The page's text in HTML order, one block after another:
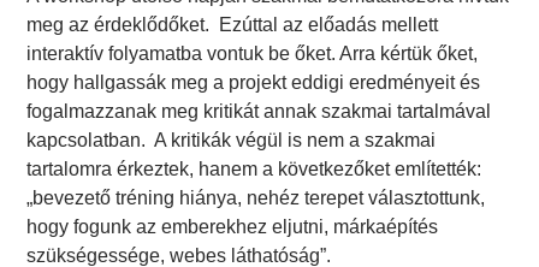
meg az érdeklődőket. Ezúttal az előadás mellett
interaktív folyamatba vontuk be őket. Arra kértük őket,
hogy hallgassák meg a projekt eddigi eredményeit és
fogalmazzanak meg kritikát annak szakmai tartalmával
kapcsolatban. A kritikák végül is nem a szakmai
tartalomra érkeztek, hanem a következőket említették:
„bevezető tréning hiánya, nehéz terepet választottunk,
hogy fogunk az emberekhez eljutni, márkaépítés
szükségessége, webes láthatóság”.